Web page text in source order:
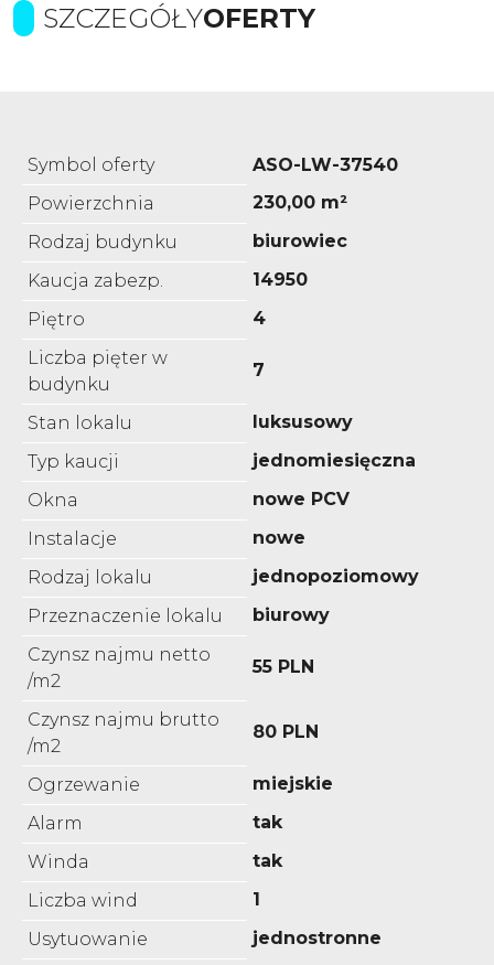
SZCZEGÓŁYOFERTY
Symbol oferty
ASO-LW-37540
Powierzchnia
230,00 m²
Rodzaj budynku
biurowiec
Kaucja zabezp.
14950
Piętro
4
Liczba pięter w
budynku
7
Stan lokalu
luksusowy
Typ kaucji
jednomiesięczna
Okna
nowe PCV
Instalacje
nowe
Rodzaj lokalu
jednopoziomowy
Przeznaczenie lokalu
biurowy
Czynsz najmu netto
/m2
55 PLN
Czynsz najmu brutto
/m2
80 PLN
Ogrzewanie
miejskie
Alarm
tak
Winda
tak
Liczba wind
1
Usytuowanie
jednostronne